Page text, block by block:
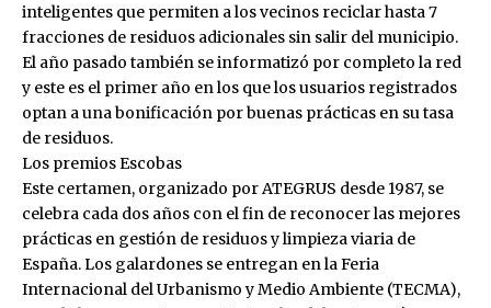
inteligentes que permiten a los vecinos reciclar hasta 7
fracciones de residuos adicionales sin salir del municipio.
El año pasado también se informatizó por completo la red
y este es el primer año en los que los usuarios registrados
optan a una bonificación por buenas prácticas en su tasa
de residuos.
Los premios Escobas
Este certamen, organizado por ATEGRUS desde 1987, se
celebra cada dos años con el fin de reconocer las mejores
prácticas en gestión de residuos y limpieza viaria de
España. Los galardones se entregan en la Feria
Internacional del Urbanismo y Medio Ambiente (TECMA),